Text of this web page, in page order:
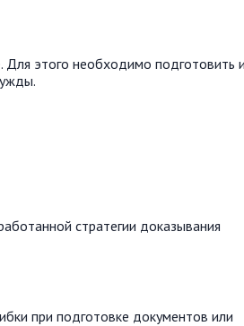
Для этого необходимо подготовить
стратегии доказывания
при подготовке документов или